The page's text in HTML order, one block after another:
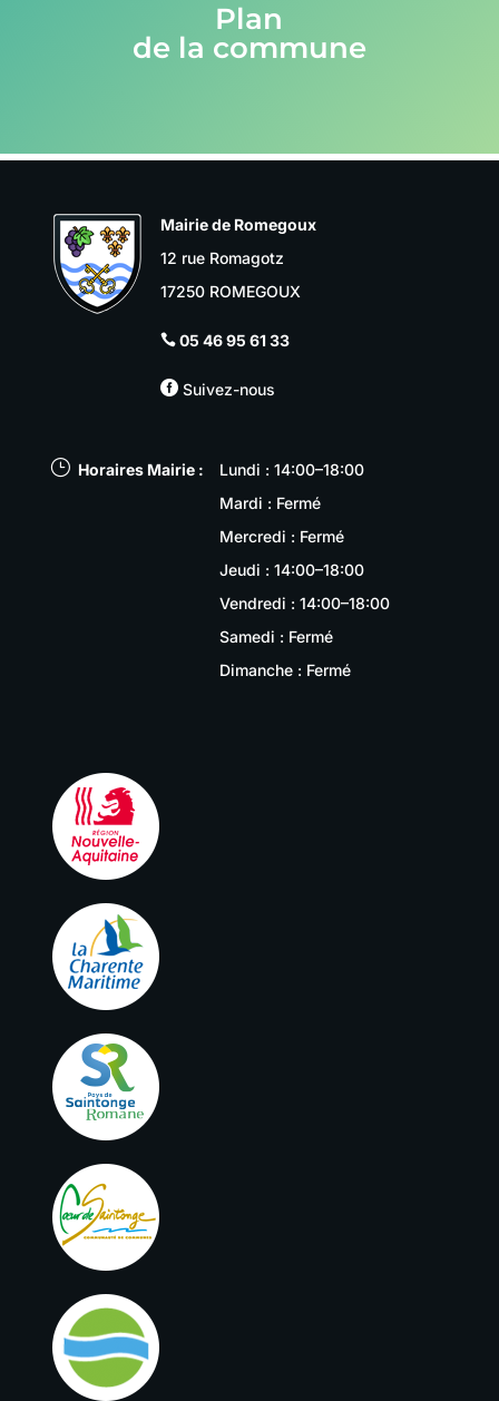
Plan
de la commune
Mairie de Romegoux
12 rue Romagotz
17250 ROMEGOUX
 05 46 95 61 33
Suivez-nous
} Horaires Mairie :
Lundi : 14:00–18:00
Mardi : Fermé
Mercredi : Fermé
Jeudi : 14:00–18:00
Vendredi : 14:00–18:00
Samedi : Fermé
Dimanche : Fermé